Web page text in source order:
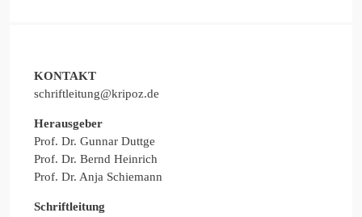
KONTAKT
schriftleitung@kripoz.de
Herausgeber
Prof. Dr. Gunnar Duttge
Prof. Dr. Bernd Heinrich
Prof. Dr. Anja Schiemann
Schriftleitung